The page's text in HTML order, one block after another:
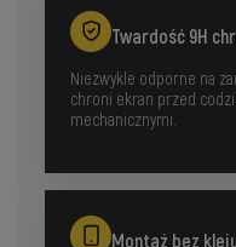
Twardość 9H
Niezwykle odporne na
chroni ekran przed
mechanicznymi.